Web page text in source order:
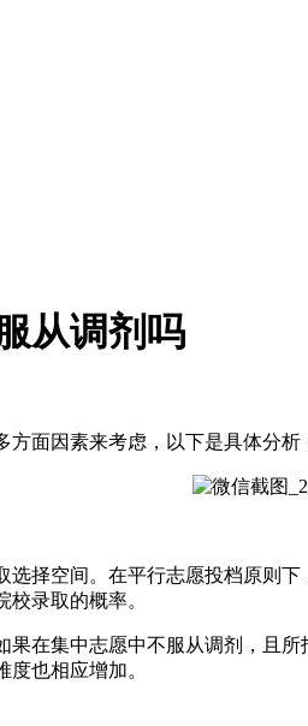
从调剂吗
面因素来考虑，以下是具体分析
择空间。在平行志愿投档原则
录取的概率。
在集中志愿中不服从调剂，且
也相应增加。